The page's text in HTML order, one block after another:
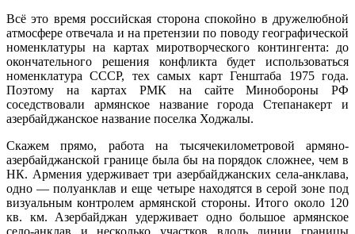
Всё это время российская сторона спокойно в дружелюбной
атмосфере отвечала и на претензии по поводу географической
номенклатуры на картах миротворческого контингента: до
окончательного решения конфликта будет использоваться
номенклатура СССР, тех самых карт Генштаба 1975 года.
Поэтому на картах РМК на сайте Минобороны РФ
соседствовали армянское название города Степанакерт и
азербайджанское название поселка Ходжалы.
Скажем прямо, работа на тысячекилометровой армяно-
азербайджанской границе была бы на порядок сложнее, чем в
НК. Армения удерживает три азербайджанских села-анклава,
одно — полуанклав и еще четыре находятся в серой зоне под
визуальным контролем армянской стороны. Итого около 120
кв. км. Азербайджан удерживает одно большое армянское